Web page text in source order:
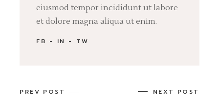
eiusmod tempor incididunt ut labore
et dolore magna aliqua ut enim.
FB IN TW
PREV POST NEXT POST